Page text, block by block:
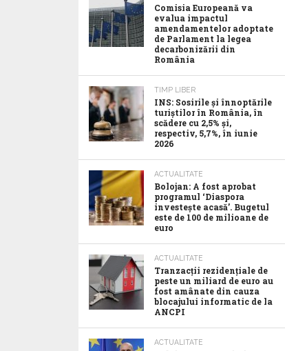
Comisia Europeană va
evalua impactul
amendamentelor adoptate
de Parlament la legea
decarbonizării din
România
TIMP LIBER
INS: Sosirile și înnoptările
turiștilor în România, în
scădere cu 2,5% și,
respectiv, 5,7%, în iunie
2026
ACTUALITATE
Bolojan: A fost aprobat
programul ‘Diaspora
investește acasă’. Bugetul
este de 100 de milioane de
euro
ACTUALITATE
Tranzacții rezidențiale de
peste un miliard de euro au
fost amânate din cauza
blocajului informatic de la
ANCPI
ACTUALITATE